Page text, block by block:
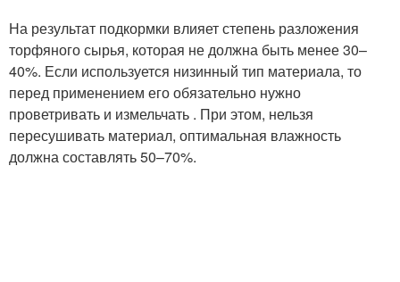
На результат подкормки влияет степень разложения
торфяного сырья, которая не должна быть менее 30–
40%. Если используется низинный тип материала, то
перед применением его обязательно нужно
проветривать и измельчать . При этом, нельзя
пересушивать материал, оптимальная влажность
должна составлять 50–70%.